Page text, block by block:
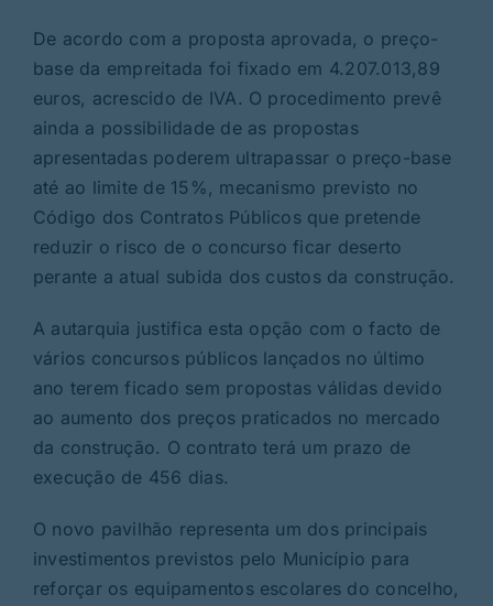
De acordo com a proposta aprovada, o preço-
base da empreitada foi fixado em 4.207.013,89
euros, acrescido de IVA. O procedimento prevê
ainda a possibilidade de as propostas
apresentadas poderem ultrapassar o preço-base
até ao limite de 15%, mecanismo previsto no
Código dos Contratos Públicos que pretende
reduzir o risco de o concurso ficar deserto
perante a atual subida dos custos da construção.
A autarquia justifica esta opção com o facto de
vários concursos públicos lançados no último
ano terem ficado sem propostas válidas devido
ao aumento dos preços praticados no mercado
da construção. O contrato terá um prazo de
execução de 456 dias.
O novo pavilhão representa um dos principais
investimentos previstos pelo Município para
reforçar os equipamentos escolares do concelho,